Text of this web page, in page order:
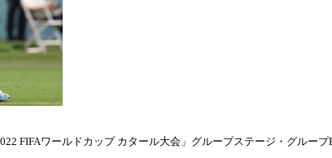
FIFAワールドカップ カタール大会」グループステージ・グループ